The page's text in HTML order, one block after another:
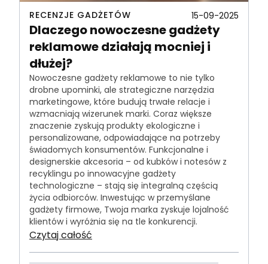
RECENZJE GADŻETÓW 15-09-2025
Dlaczego nowoczesne gadżety
reklamowe działają mocniej i
dłużej?
Nowoczesne gadżety reklamowe to nie tylko
drobne upominki, ale strategiczne narzędzia
marketingowe, które budują trwałe relacje i
wzmacniają wizerunek marki. Coraz większe
znaczenie zyskują produkty ekologiczne i
personalizowane, odpowiadające na potrzeby
świadomych konsumentów. Funkcjonalne i
designerskie akcesoria – od kubków i notesów z
recyklingu po innowacyjne gadżety
technologiczne – stają się integralną częścią
życia odbiorców. Inwestując w przemyślane
gadżety firmowe, Twoja marka zyskuje lojalność
klientów i wyróżnia się na tle konkurencji.
Czytaj całość